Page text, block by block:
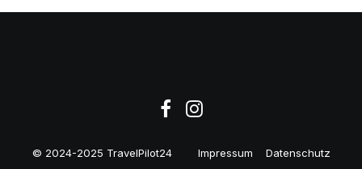
1. Mai 2026
© 2024-2025 TravelPilot24 Impressum Datenschutz